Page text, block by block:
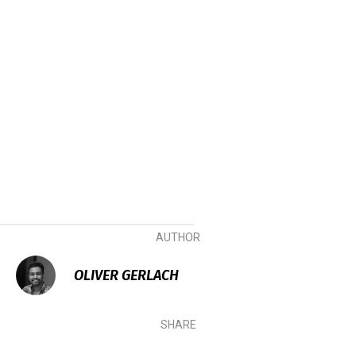
AUTHOR
OLIVER GERLACH
SHARE